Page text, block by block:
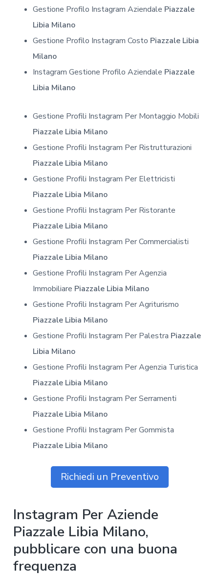
Gestione Profilo Instagram Aziendale Piazzale
Libia Milano
Gestione Profilo Instagram Costo Piazzale Libia
Milano
Instagram Gestione Profilo Aziendale Piazzale
Libia Milano
Gestione Profili Instagram Per Montaggio Mobili
Piazzale Libia Milano
Gestione Profili Instagram Per Ristrutturazioni
Piazzale Libia Milano
Gestione Profili Instagram Per Elettricisti
Piazzale Libia Milano
Gestione Profili Instagram Per Ristorante
Piazzale Libia Milano
Gestione Profili Instagram Per Commercialisti
Piazzale Libia Milano
Gestione Profili Instagram Per Agenzia
Immobiliare Piazzale Libia Milano
Gestione Profili Instagram Per Agriturismo
Piazzale Libia Milano
Gestione Profili Instagram Per Palestra Piazzale
Libia Milano
Gestione Profili Instagram Per Agenzia Turistica
Piazzale Libia Milano
Gestione Profili Instagram Per Serramenti
Piazzale Libia Milano
Gestione Profili Instagram Per Gommista
Piazzale Libia Milano
Richiedi un Preventivo
Instagram Per Aziende
Piazzale Libia Milano,
pubblicare con una buona
frequenza